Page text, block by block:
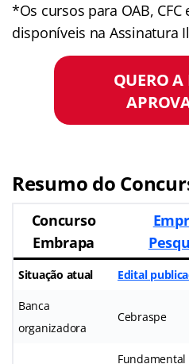
*Os cursos para OAB,
disponíveis na Assinatura
QUERO
Resumo do
Concurso
Embrapa
Situação atual Edital
Banca
organizadora
Cebraspe